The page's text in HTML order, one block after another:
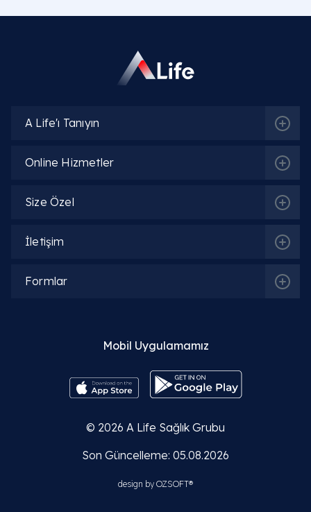
A Life'ı Tanıyın
Online Hizmetler
Size Özel
İletişim
Formlar
Mobil Uygulamamız
© 2026 A Life Sağlık Grubu
Son Güncelleme: 05.08.2026
design by OZSOFT®